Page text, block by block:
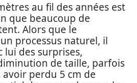
au fil des années est
que beaucoup de
Alors que le
processus naturel, il
lui des surprises,
de taille, parfois
perdu 5 cm de